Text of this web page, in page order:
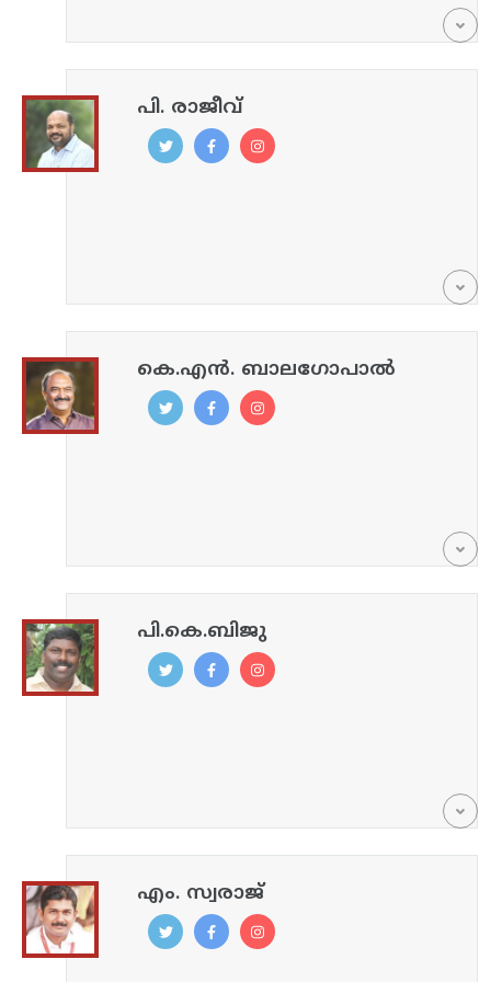
പി. രാജീവ്
കെ.എൻ. ബാലഗോപാൽ
പി.കെ.ബിജു
എം. സ്വരാജ്